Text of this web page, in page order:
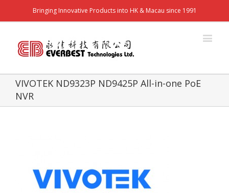
Bringing Innovative Products into HK & Macau since 1991
VIVOTEK ND9323P ND9425P All-in-one PoE
NVR